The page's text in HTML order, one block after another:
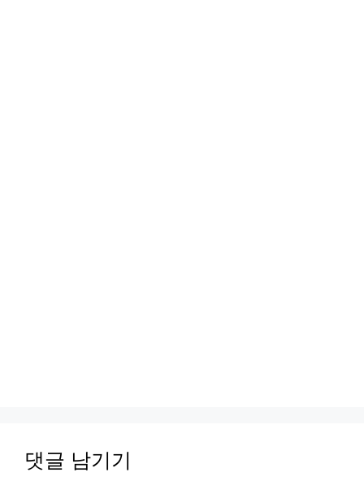
댓글 남기기